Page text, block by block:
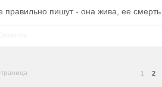
правильно пишут - она жива, ее
1 2